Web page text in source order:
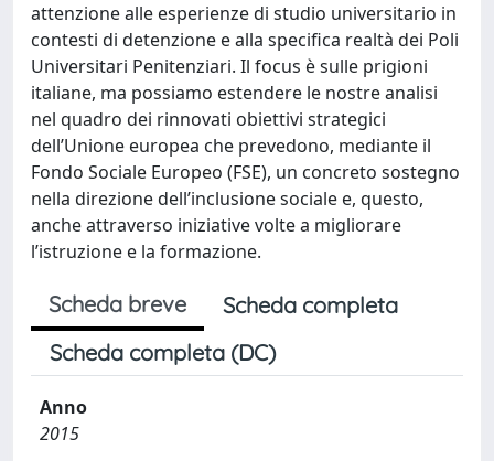
attenzione alle esperienze di studio universitario in
contesti di detenzione e alla specifica realtà dei Poli
Universitari Penitenziari. Il focus è sulle prigioni
italiane, ma possiamo estendere le nostre analisi
nel quadro dei rinnovati obiettivi strategici
dell’Unione europea che prevedono, mediante il
Fondo Sociale Europeo (FSE), un concreto sostegno
nella direzione dell’inclusione sociale e, questo,
anche attraverso iniziative volte a migliorare
l’istruzione e la formazione.
Scheda breve
Scheda completa
Scheda completa (DC)
Anno
2015